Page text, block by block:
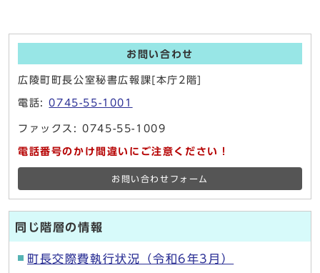
お問い合わせ
広陵町町長公室秘書広報課[本庁2階]
電話:0745-55-1001
ファックス: 0745-55-1009
電話番号のかけ間違いにご注意ください！
お問い合わせフォーム
同じ階層の情報
町長交際費執行状況（令和6年3月）